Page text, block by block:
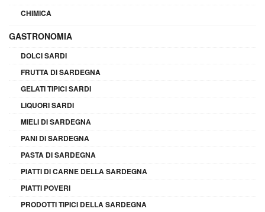
CHIMICA
GASTRONOMIA
DOLCI SARDI
FRUTTA DI SARDEGNA
GELATI TIPICI SARDI
LIQUORI SARDI
MIELI DI SARDEGNA
PANI DI SARDEGNA
PASTA DI SARDEGNA
PIATTI DI CARNE DELLA SARDEGNA
PIATTI POVERI
PRODOTTI TIPICI DELLA SARDEGNA